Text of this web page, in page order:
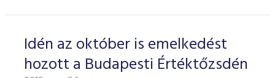
Idén az október is emelkedést
hozott a Budapesti Értéktőzsdén